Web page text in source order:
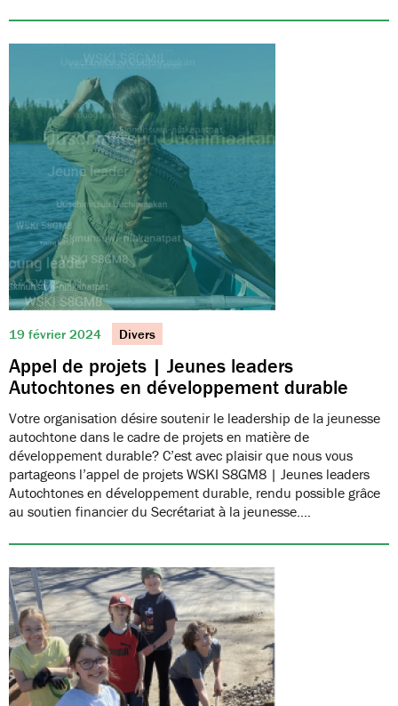
19 février 2024 Divers
Appel de projets | Jeunes leaders
Autochtones en développement durable
Votre organisation désire soutenir le leadership de la jeunesse
autochtone dans le cadre de projets en matière de
développement durable? C’est avec plaisir que nous vous
partageons l’appel de projets WSKI S8GM8 | Jeunes leaders
Autochtones en développement durable, rendu possible grâce
au soutien financier du Secrétariat à la jeunesse.…